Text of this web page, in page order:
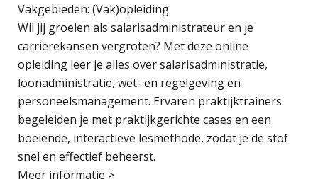
Vakgebieden: (Vak)opleiding
Wil jij groeien als salarisadministrateur en je
carrièrekansen vergroten? Met deze online
opleiding leer je alles over salarisadministratie,
loonadministratie, wet- en regelgeving en
personeelsmanagement. Ervaren praktijktrainers
begeleiden je met praktijkgerichte cases en een
boeiende, interactieve lesmethode, zodat je de stof
snel en effectief beheerst.
Meer informatie >